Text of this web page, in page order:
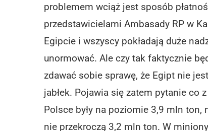
problemem wciąż jest sposób
przedstawicielami Ambasady RP w
Egipcie i wszyscy pokładają duże
unormować. Ale czy tak faktycznie
zdawać sobie sprawę, że Egipt nie
jabłek. Pojawia się zatem pytanie co
Polsce były na poziomie 3,9 mln
nie przekroczą 3,2 mln ton. W